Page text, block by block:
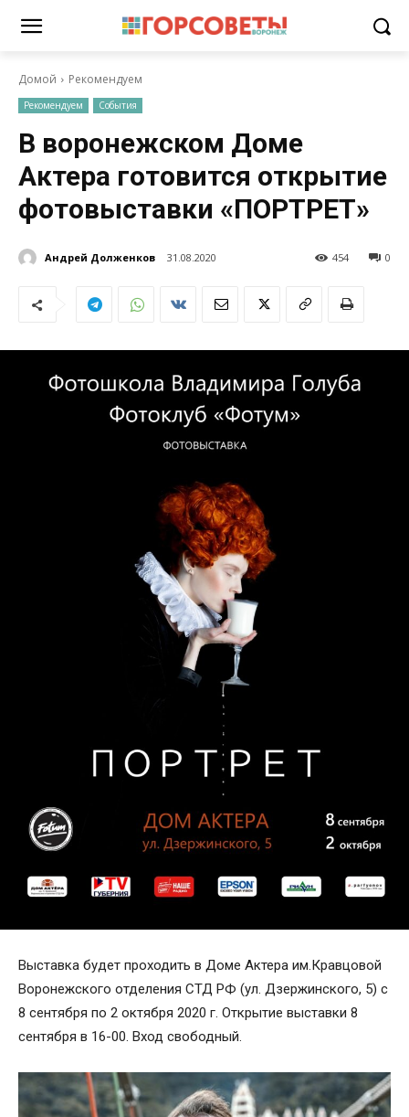
Домой Рекомендуем
Рекомендуем События
В воронежском Доме
Актера готовится открытие
фотовыставки «ПОРТРЕТ»
Андрей Долженков 31.08.2020 0
454
Выставка будет проходить в Доме Актера им.Кравцовой
Воронежского отделения СТД РФ (ул. Дзержинского, 5) с
8 сентября по 2 октября 2020 г. Открытие выставки 8
сентября в 16-00. Вход свободный.